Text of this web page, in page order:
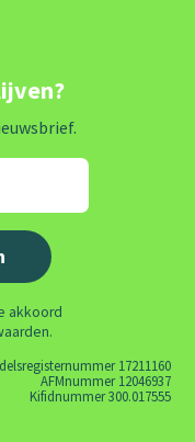
akkoord
17211160
AFMnummer 12046937
Kifidnummer 300.017555